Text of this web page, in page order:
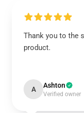
Thank you to the
product.
A Ashton
Verified owner